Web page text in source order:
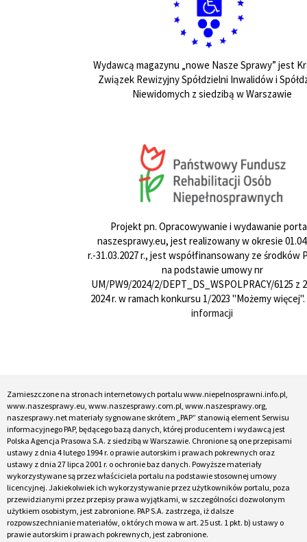
Wydawcą magazynu „nowe Nasze Sprawy” jest
Związek Rewizyjny Spółdzielni Inwalidów i
Niewidomych z siedzibą w Warszawie
Projekt pn. Opracowywanie i wydawanie
naszesprawy.eu, jest realizowany w okresie
r.-31.03.2027 r., jest współfinansowany ze środków
na podstawie umowy nr
UM/PW9/2024/2/DEPT_DS_WSPOLPRACY/6125 z
2024 r. w ramach konkursu 1/2023 "Możemy więcej".
informacji
Zamieszczone na stronach internetowych portalu www.niepelnosprawni.info.pl,
www.naszesprawy.eu, www.naszesprawy.com.pl, www.naszesprawy.org,
naszesprawy.net materiały sygnowane skrótem „PAP” stanowią element Serwisu
informacyjnego PAP, będącego bazą danych, której producentem i wydawcą jest
Polska Agencja Prasowa S.A. z siedzibą w Warszawie. Chronione są one przepisami
ustawy z dnia 4 lutego 1994 r. o prawie autorskim i prawach pokrewnych oraz
ustawy z dnia 27 lipca 2001 r. o ochronie baz danych. Powyższe materiały
wykorzystywane są przez właściciela portalu na podstawie stosownej umowy
licencyjnej. Jakiekolwiek ich wykorzystywanie przez użytkowników portalu, poza
przewidzianymi przez przepisy prawa wyjątkami, w szczególności dozwolonym
użytkiem osobistym, jest zabronione. PAP S.A. zastrzega, iż dalsze
rozpowszechnianie materiałów, o których mowa w art. 25 ust. 1 pkt. b) ustawy o
prawie autorskim i prawach pokrewnych, jest zabronione.